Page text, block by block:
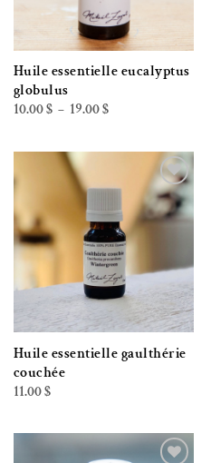
Huile essentielle eucalyptus
globulus
10.00$ – 19.00$Plage
de
à
Ajouter à la liste de souhaits
Huile essentielle gaulthérie
couchée
11.00$